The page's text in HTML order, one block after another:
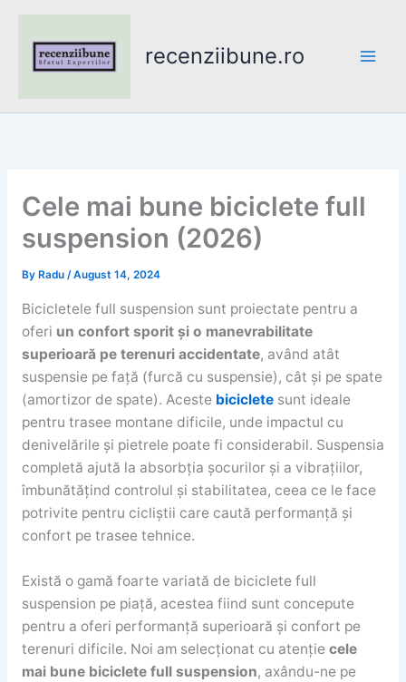
content
recenziibune.ro
Cele mai bune biciclete full
suspension (2026)
By Radu /August 14, 2024
Bicicletele full suspension sunt proiectate pentru a
oferi un confort sporit și o manevrabilitate
superioară pe terenuri accidentate, având atât
suspensie pe față (furcă cu suspensie), cât și pe spate
(amortizor de spate). Aceste bicicletesunt ideale
pentru trasee montane dificile, unde impactul cu
denivelările și pietrele poate fi considerabil. Suspensia
completă ajută la absorbția șocurilor și a vibrațiilor,
îmbunătățind controlul și stabilitatea, ceea ce le face
potrivite pentru cicliștii care caută performanță și
confort pe trasee tehnice.
Există o gamă foarte variată de biciclete full
suspension pe piață, acestea fiind sunt concepute
pentru a oferi performanță superioară și confort pe
terenuri dificile. Noi am selecționat cu atenție cele
mai bune biciclete full suspension, axându-ne pe